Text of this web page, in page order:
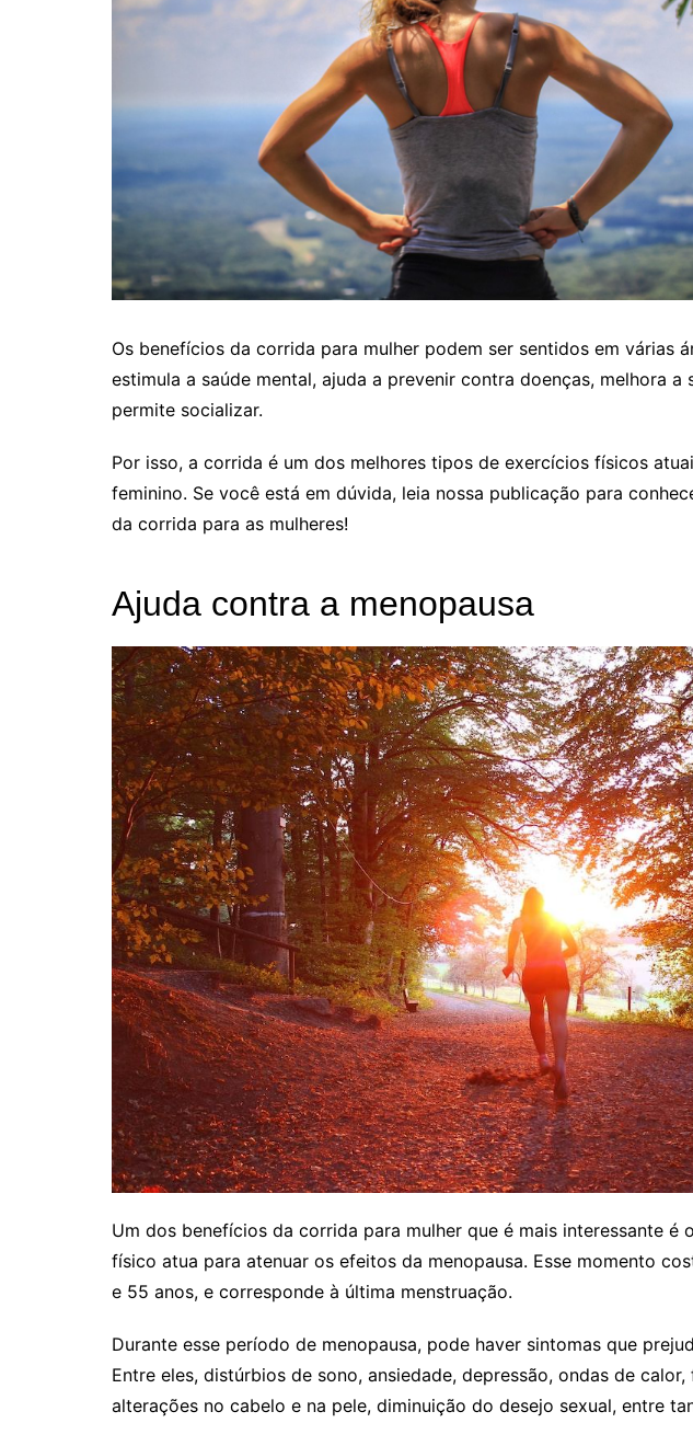
Os benefícios da corrida para mulher podem ser sentidos em várias
estimula a saúde mental, ajuda a prevenir contra doenças, melhora a
permite socializar.
Por isso, a corrida é um dos melhores tipos de exercícios físicos
feminino. Se você está em dúvida, leia nossa publicação para
da corrida para as mulheres!
Ajuda contra a menopausa
Um dos benefícios da corrida para mulher que é mais interessante é
físico atua para atenuar os efeitos da menopausa. Esse momento
e 55 anos, e corresponde à última menstruação.
Durante esse período de menopausa, pode haver sintomas que
Entre eles, distúrbios de sono, ansiedade, depressão, ondas de
alterações no cabelo e na pele, diminuição do desejo sexual, entre